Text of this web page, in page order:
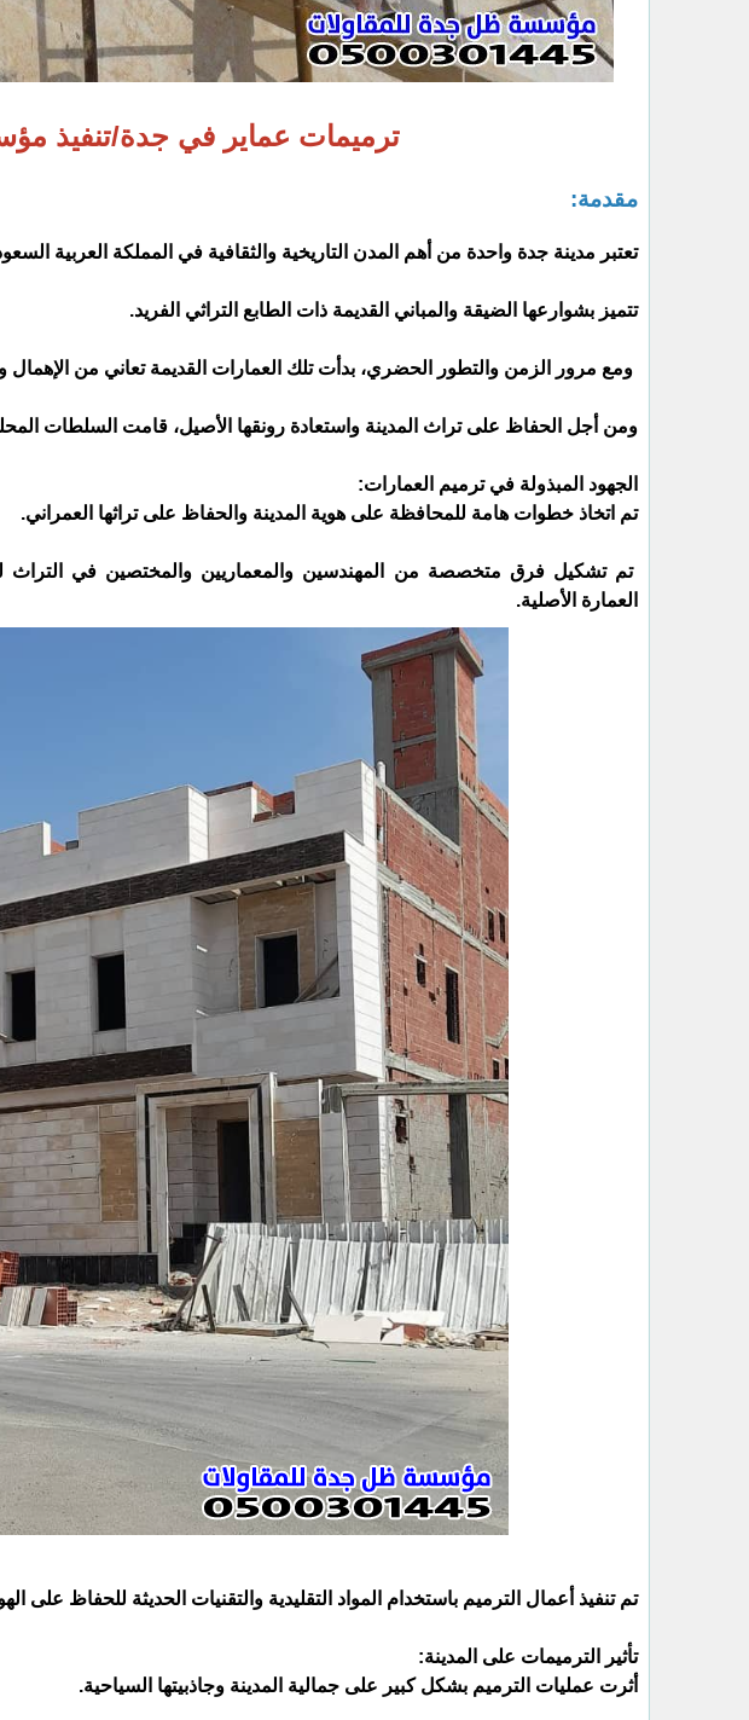
ترميمات عماير في جدة/تنفيذ
مقدمة:
تعتبر مدينة جدة واحدة من أهم المدن التاريخية والثقافية في المملكة العربية
تتميز بشوارعها الضيقة والمباني القديمة ذات الطابع التراثي الفريد.
ومع مرور الزمن والتطور الحضري، بدأت تلك العمارات القديمة تعاني من الإهمال
ومن أجل الحفاظ على تراث المدينة واستعادة رونقها الأصيل، قامت السلطات
الجهود المبذولة في ترميم العمارات:
تم اتخاذ خطوات هامة للمحافظة على هوية المدينة والحفاظ على تراثها العمراني.
تم تشكيل فرق متخصصة من المهندسين والمعماريين والمختصين في التراث
العمارة الأصلية.
تم تنفيذ أعمال الترميم باستخدام المواد التقليدية والتقنيات الحديثة للحفاظ على
تأثير الترميمات على المدينة:
أثرت عمليات الترميم بشكل كبير على جمالية المدينة وجاذبيتها السياحية.